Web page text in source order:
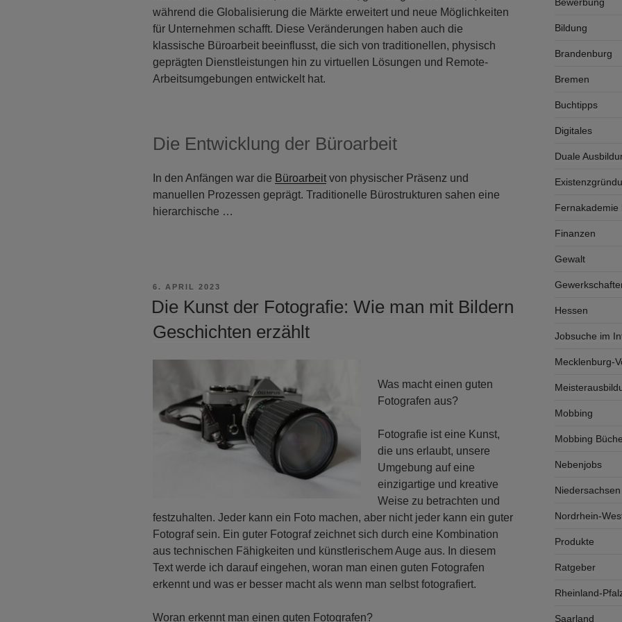
während die Globalisierung die Märkte erweitert und neue Möglichkeiten
für Unternehmen schafft. Diese Veränderungen haben auch die
klassische Büroarbeit beeinflusst, die sich von traditionellen, physisch
geprägten Dienstleistungen hin zu virtuellen Lösungen und Remote-
Arbeitsumgebungen entwickelt hat.
Die Entwicklung der Büroarbeit
In den Anfängen war die Büroarbeit von physischer Präsenz und
manuellen Prozessen geprägt. Traditionelle Bürostrukturen sahen eine
hierarchische …
VERÖFFENTLICHT
6. APRIL 2023
Die Kunst der Fotografie: Wie man mit Bildern
Geschichten erzählt
Was macht einen guten
Fotografen aus?
Fotografie ist eine Kunst,
die uns erlaubt, unsere
Umgebung auf eine
einzigartige und kreative
Weise zu betrachten und
festzuhalten. Jeder kann ein Foto machen, aber nicht jeder kann ein guter
Fotograf sein. Ein guter Fotograf zeichnet sich durch eine Kombination
aus technischen Fähigkeiten und künstlerischem Auge aus. In diesem
Text werde ich darauf eingehen, woran man einen guten Fotografen
erkennt und was er besser macht als wenn man selbst fotografiert.
Woran erkennt man einen guten Fotografen?
Bildung
Brandenburg
Bremen
Buchtipps
Digitales
Duale
Fernakademie
Finanzen
Gewalt
Hessen
Jobsuche im
Mecklenburg-
Mobbing
Mobbing
Nebenjobs
Niedersachsen
Nordrhein-
Produkte
Ratgeber
Rheinland-
Saarland